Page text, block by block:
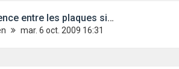
les plaques signalétiques de nos bateaux??
mar. 6 oct. 2009 16:31